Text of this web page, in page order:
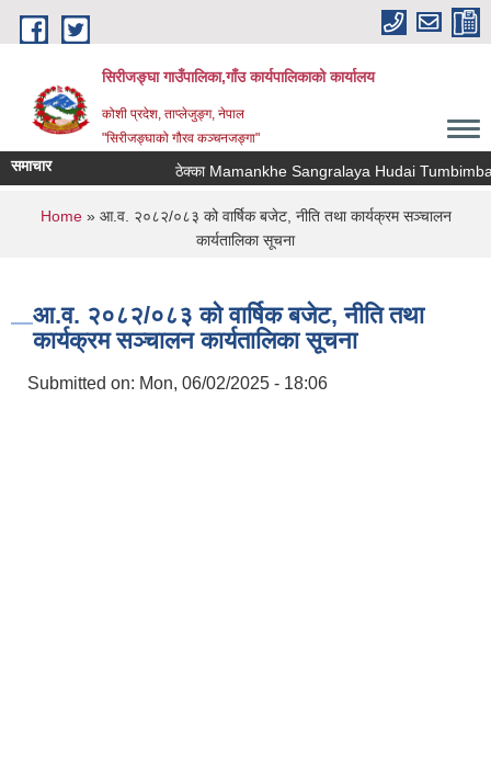
Skip to main content
सिरीजङ्घा गाउँपालिका,गाँउ कार्यपालिकाको कार्यालय
कोशी प्रदेश, ताप्लेजुङ्ग, नेपाल
"सिरीजङ्घाको गौरव कञ्चनजङ्गा"
समाचार ठेक्का Mamankhe Sangralaya Hudai Tumbimba
You are here
Home» आ.व. २०८२/०८३ को वार्षिक बजेट, नीति तथा कार्यक्रम सञ्चालन
कार्यतालिका सूचना
आ.व. २०८२/०८३ को वार्षिक बजेट, नीति तथा
कार्यक्रम सञ्चालन कार्यतालिका सूचना
Submitted on: Mon, 06/02/2025 - 18:06